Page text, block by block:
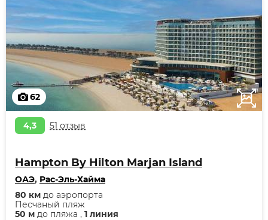
62
4,3 51 отзыв
Hampton By Hilton Marjan Island
ОАЭ, Рас-Эль-Хайма
50 м до пляжа , 1 линия
Песчаный пляж
80 км до аэропорта